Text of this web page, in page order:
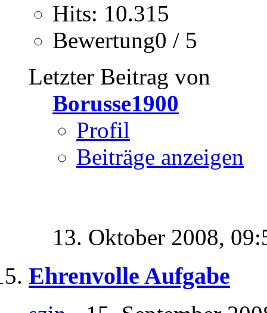
Hits: 10.315
Bewertung0 / 5
Letzter Beitrag von
Borusse1900
Profil
Beiträge anzeigen
13. Oktober 2008,
Ehrenvolle Aufgabe